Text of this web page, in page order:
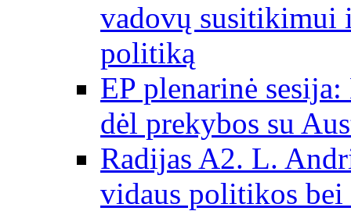
vadovų susitikimui
politiką
EP plenarinė
dėl prekybos su
Radijas A2. L.
vidaus politikos bei